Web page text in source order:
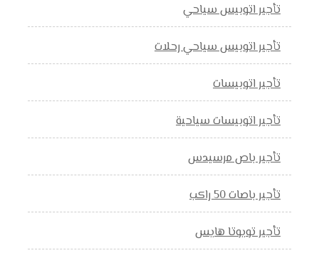
تأجير اتوبيس سياحي
تأجير اتوبيس سياحي رحلات
تأجير اتوبيسات
تأجير اتوبيسات سياحية
تأجير باص مرسيدس
تأجير باصات 50 راكب
تأجير تويوتا هايس